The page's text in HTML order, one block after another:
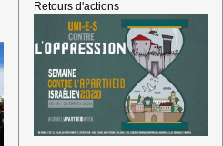
Retours d'actions